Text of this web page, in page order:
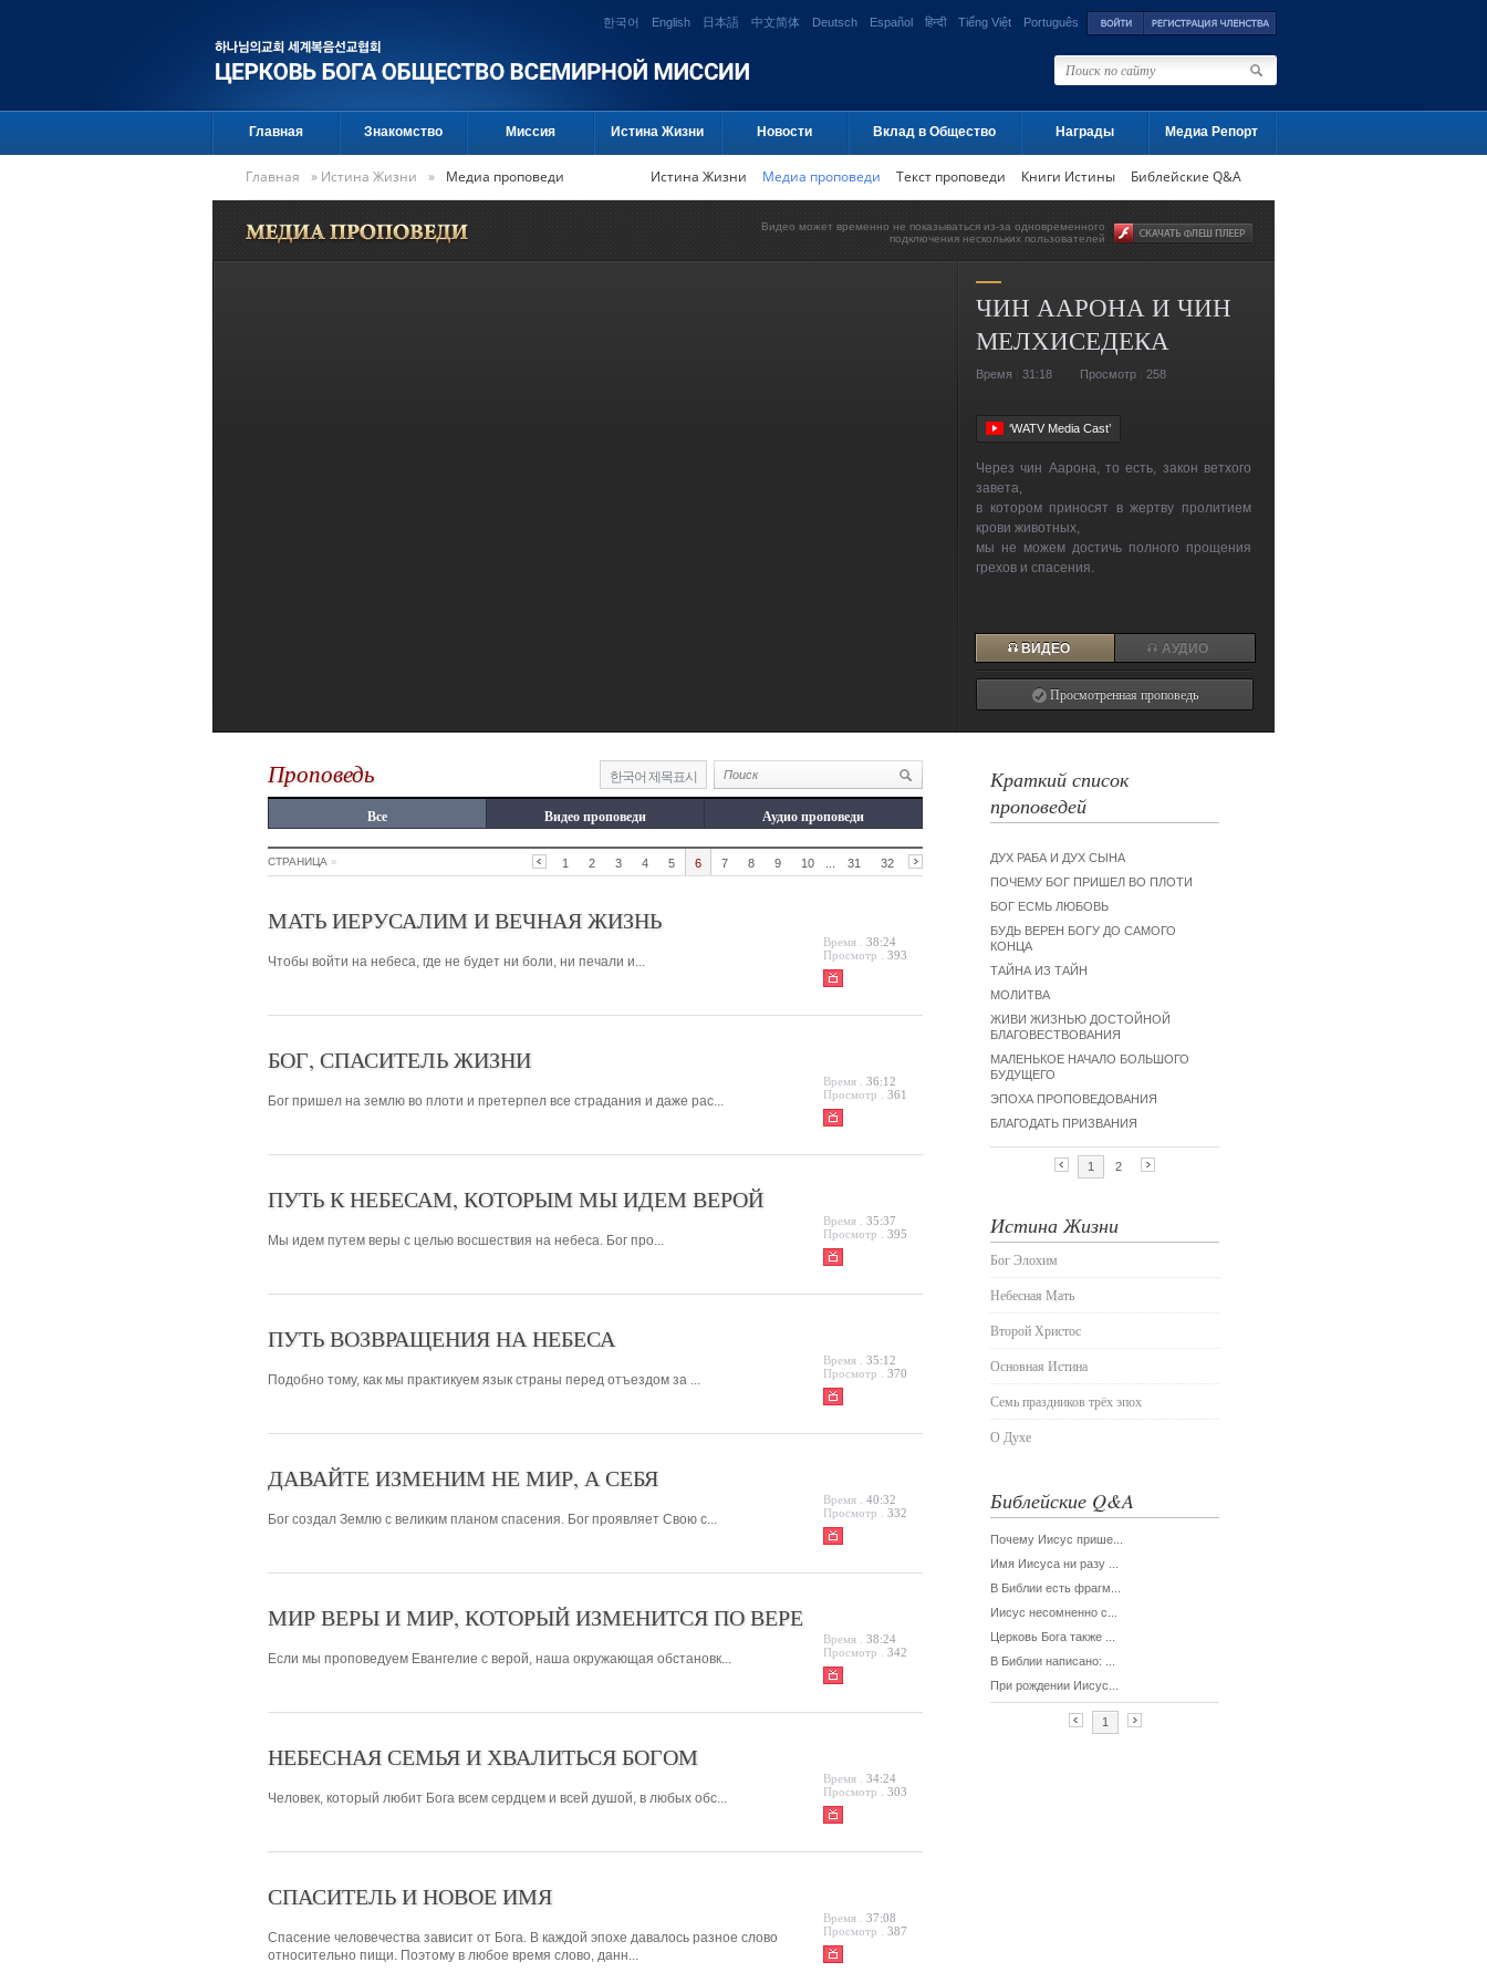
한국어 English 日本語 中文简体 Deutsch Español हिन्दी Tiếng Việt Português
Главная Знакомство Миссия Истина Жизни Новости Вклад в Общество Награды Медиа Репорт
Главная » Истина Жизни » Медиа проповеди Истина Жизни Медиа проповеди Текст проповеди Книги Истины Библейские Q&A
Видео может временно не показываться из-за одновременного
подключения нескольких пользователей
Проповедь 한국어 제목표시
Все Видео проповеди Аудио проповеди
СТРАНИЦА » 1 2 3 4 5 6 7 8 9 10 31 32
МАТЬ ИЕРУСАЛИМ И ВЕЧНАЯ ЖИЗНЬ
Чтобы войти на небеса, где не будет ни боли, ни печали и...
Время . 38:24
Просмотр . 393
БОГ, СПАСИТЕЛЬ ЖИЗНИ
Бог пришел на землю во плоти и претерпел все страдания и даже рас...
Время . 36:12
Просмотр . 361
ПУТЬ К НЕБЕСАМ, КОТОРЫМ МЫ ИДЕМ ВЕРОЙ
Мы идем путем веры с целью восшествия на небеса. Бог про...
Время . 35:37
Просмотр . 395
ПУТЬ ВОЗВРАЩЕНИЯ НА НЕБЕСА
Подобно тому, как мы практикуем язык страны перед отъездом за ...
Время . 35:12
Просмотр . 370
ДАВАЙТЕ ИЗМЕНИМ НЕ МИР, А СЕБЯ
Бог создал Землю с великим планом спасения. Бог проявляет Свою с...
Время . 40:32
Просмотр . 332
МИР ВЕРЫ И МИР, КОТОРЫЙ ИЗМЕНИТСЯ ПО ВЕРЕ
Если мы проповедуем Евангелие с верой, наша окружающая обстановк...
Время . 38:24
Просмотр . 342
НЕБЕСНАЯ СЕМЬЯ И ХВАЛИТЬСЯ БОГОМ
Человек, который любит Бога всем сердцем и всей душой, в любых обс...
Время . 34:24
Просмотр . 303
СПАСИТЕЛЬ И НОВОЕ ИМЯ
Спасение человечества зависит от Бога. В каждой эпохе давалось разное слово
относительно пищи. Поэтому в любое время слово, данн...
Время . 37:08
Просмотр . 387
Истина Жизни
Бог Элохим
Небесная Мать
Второй Христос
Основная Истина
Семь праздников трёх эпох
О Духе